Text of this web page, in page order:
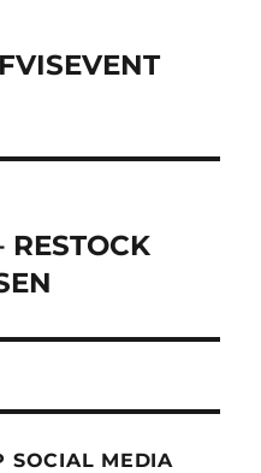
SOCIAL MEDIA